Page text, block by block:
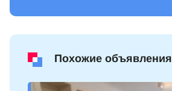
Похожие объявления